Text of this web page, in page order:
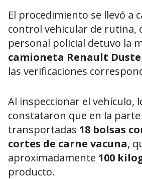
El procedimiento se llevó a
control vehicular de rutina,
personal policial detuvo la
camioneta Renault
las verificaciones
Al inspeccionar el vehículo,
constataron que en la
transportadas 18 bolsas
cortes de carne vacuna,
aproximadamente 100
producto.